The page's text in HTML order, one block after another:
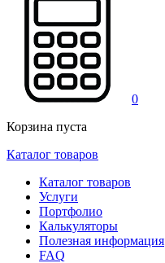
0
Корзина пуста
Каталог товаров
Каталог товаров
Услуги
Портфолио
Калькуляторы
Полезная информация
FAQ